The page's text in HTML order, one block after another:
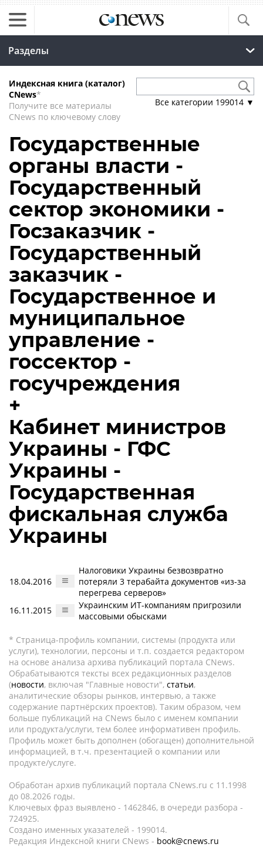
Разделы
Индексная книга (каталог)
CNews*
Получите все материалы
CNews по ключевому слову
Все категории 199014 ▼
Государственные
органы власти -
Государственный
сектор экономики -
Госзаказчик -
Государственный
заказчик -
Государственное и
муниципальное
управление -
госсектор -
госучреждения
+
Кабинет министров
Украины - ГФС
Украины -
Государственная
фискальная служба
Украины
18.04.2016
Налоговики Украины безвозвратно
потеряли 3 терабайта документов «из-за
перегрева серверов»
16.11.2015
Украинским ИТ-компаниям пригрозили
массовыми обысками
* Страница-профиль компании, системы (продукта или
услуги), технологии, персоны и т.п. создается редактором
на основе анализа архива публикаций портала CNews.
Обрабатываются тексты всех редакционных разделов
(новости, включая "Главные новости", статьи,
аналитические обзоры рынков, интервью, а также
содержание партнёрских проектов). Таким образом, чем
больше публикаций на CNews было с именем компании
или продукта/услуги, тем более информативен профиль.
Профиль может быть дополнен (обогащен) дополнительной
информацией, в т.ч. презентацией о компании или
продукте/услуге.
Обработан архив публикаций портала CNews.ru c 11.1998
до 08.2026 годы.
Ключевых фраз выявлено - 1462846, в очереди разбора -
724925.
Создано именных указателей - 199014.
Редакция Индексной книги CNews - book@cnews.ru